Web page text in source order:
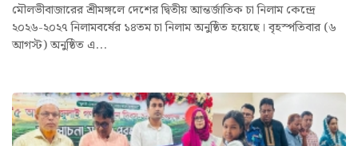
মৌলভীবাজারের শ্রীমঙ্গলে দেশের দ্বিতীয় আন্তর্জাতিক চা নিলাম কেন্দ্রে
২০২৬-২০২৭ নিলামবর্ষের ১৪তম চা নিলাম অনুষ্ঠিত হয়েছে। বৃহস্পতিবার (৬
আগস্ট) অনুষ্ঠিত এ...